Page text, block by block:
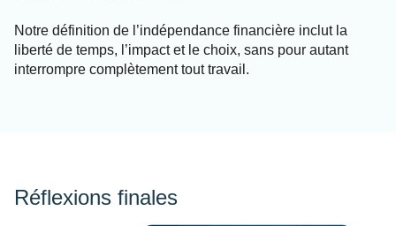
Notre définition de l’indépendance financière inclut la
liberté de temps, l’impact et le choix, sans pour autant
interrompre complètement tout travail.
Réflexions finales